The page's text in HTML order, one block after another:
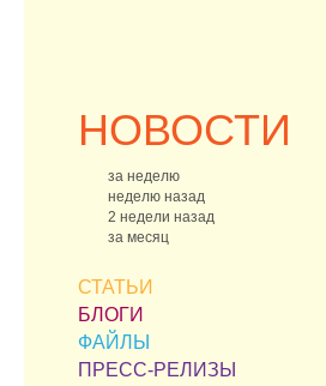
НОВОСТИ
за неделю
неделю назад
2 недели назад
за месяц
СТАТЬИ
БЛОГИ
ФАЙЛЫ
ПРЕСС-РЕЛИЗЫ